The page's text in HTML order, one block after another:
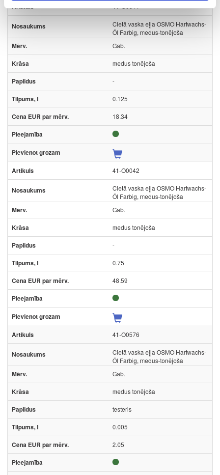
41-O0041
Cietā vaska eļļa OSMO Hartwachs-
Öl Farbig, medus-tonējoša
Gab.
medus tonējoša
-
0.125
18.34
41-O0042
Cietā vaska eļļa OSMO Hartwachs-
Öl Farbig, medus-tonējoša
Gab.
medus tonējoša
-
0.75
48.59
41-O0576
Cietā vaska eļļa OSMO Hartwachs-
Öl Farbig, medus-tonējoša
Gab.
medus tonējoša
testeris
0.005
2.05